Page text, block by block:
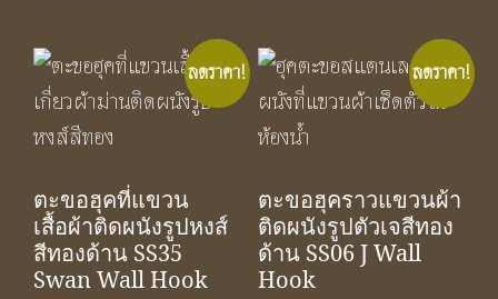
ลดราคา!
ตะขอฮุคที่แขวน
เสื้อผ้าติดผนังรูปหงส์
สีทองด้าน SS35
Swan Wall Hook
ลดราคา!
ตะขอฮุคราวแขวนผ้า
ติดผนังรูปตัวเจสีทอง
ด้าน SS06 J Wall
Hook